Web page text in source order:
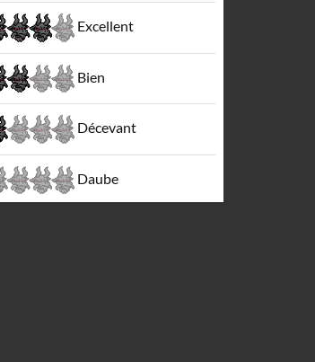
Excellent
Bien
Décevant
Daube